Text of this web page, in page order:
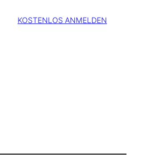
KOSTENLOS ANMELDEN